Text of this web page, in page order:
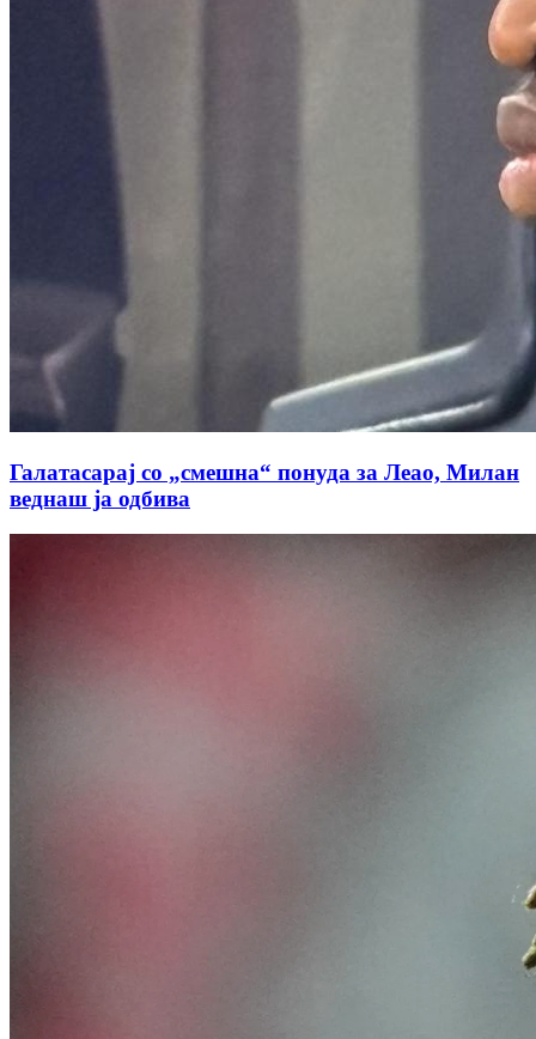
Галатасарај со „смешна“ понуда за Леао, Милан
веднаш ја одбива